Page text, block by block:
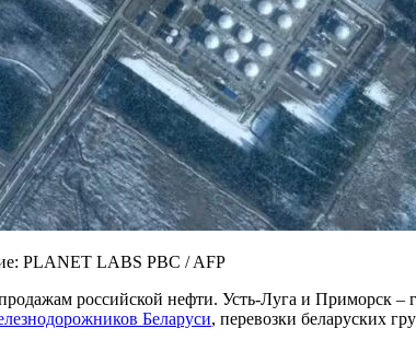
PLANET LABS PBC / AFP
российской нефти. Усть-Луга и Приморск –
Беларуси, перевозки беларуских